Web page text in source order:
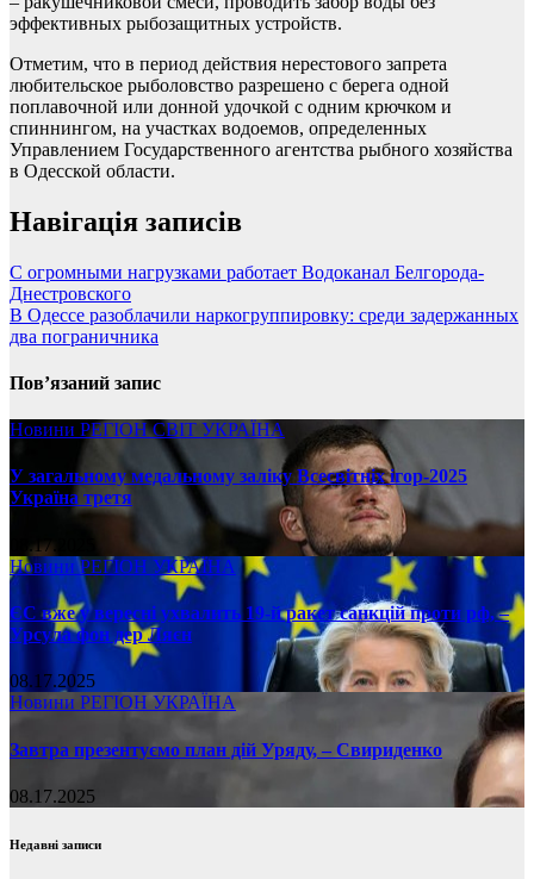
эффективных рыбозащитных устройств.
Отметим, что в период действия нерестового запрета
любительское рыболовство разрешено с берега одной
поплавочной или донной удочкой с одним крючком и
спиннингом, на участках водоемов, определенных
Управлением Государственного агентства рыбного хозяйства
в Одесской области.
Навігація записів
С огромными нагрузками работает Водоканал Белгорода-
Днестровского
В Одессе разоблачили наркогруппировку: среди задержанных
два пограничника
Пов’язаний запис
Новини РЕГІОНСВІТ УКРАЇНА
У загальному медальному заліку Всесвітніх ігор-2025
Україна третя
08.17.2025
НовиниРЕГІОН УКРАЇНА
ЄС вже у вересні ухвалить 19-й ракет санкцій проти рф, –
Урсула фон дер Ляєн
08.17.2025
Новини РЕГІОН УКРАЇНА
Завтра презентуємо план дій Уряду, – Свириденко
08.17.2025
Недавні записи